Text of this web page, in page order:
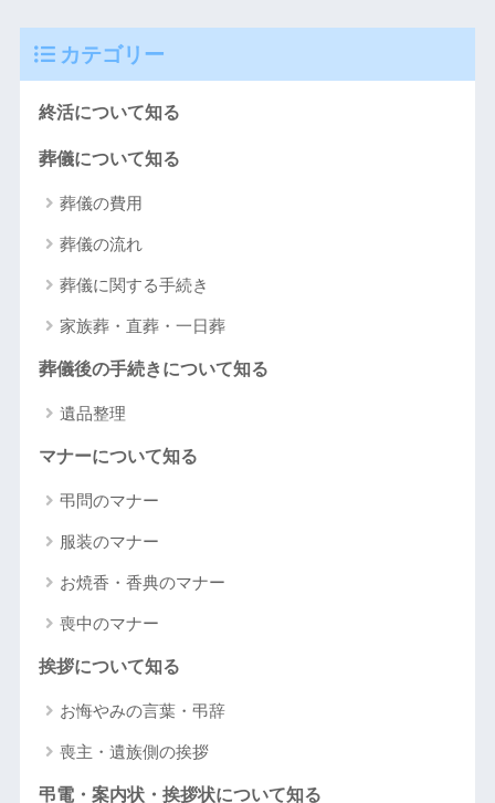
カテゴリー
終活について知る
葬儀について知る
葬儀の費用
葬儀の流れ
葬儀に関する手続き
家族葬・直葬・一日葬
葬儀後の手続きについて知る
遺品整理
マナーについて知る
弔問のマナー
服装のマナー
お焼香・香典のマナー
喪中のマナー
挨拶について知る
お悔やみの言葉・弔辞
喪主・遺族側の挨拶
弔電・案内状・挨拶状について知る